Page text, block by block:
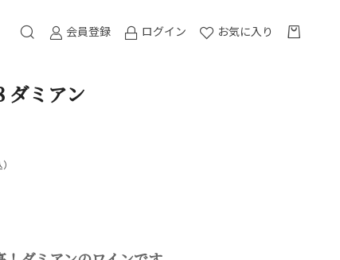
会員登録 ログイン お気に入り
ダミアン